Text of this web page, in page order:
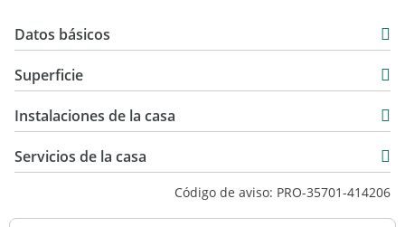
Datos básicos
Venta
USD 445.000
Superficie
820 m2
250 m2
Instalaciones de la casa
Servicios de la casa
Código de aviso: PRO-35701-414206